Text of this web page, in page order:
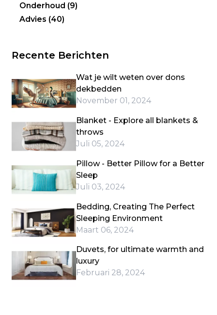
Onderhoud (9)
Advies (40)
Recente Berichten
Wat je wilt weten over dons
dekbedden
November 01, 2024
Blanket - Explore all blankets &
throws
Juli 05, 2024
Pillow - Better Pillow for a Better
Sleep
Juli 03, 2024
Bedding, Creating The Perfect
Sleeping Environment
Maart 06, 2024
Duvets, for ultimate warmth and
luxury
Februari 28, 2024